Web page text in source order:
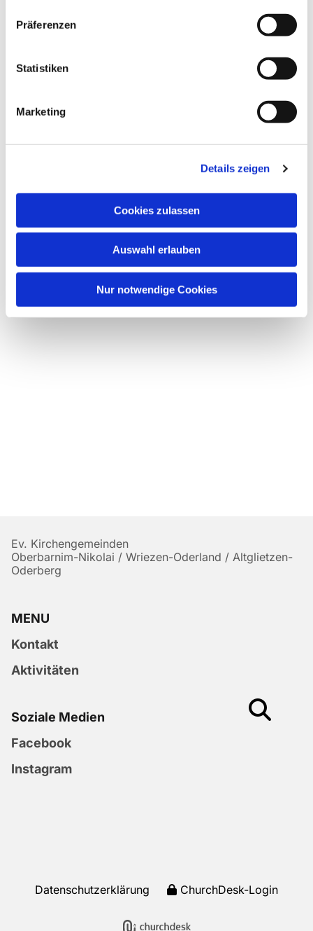
Präferenzen
Statistiken
Marketing
Details zeigen
Cookies zulassen
Auswahl erlauben
Nur notwendige Cookies
Ev. Kirchengemeinden
Oberbarnim-Nikolai / Wriezen-Oderland / Altglietzen-
Oderberg
MENU
Kontakt
Aktivitäten
Soziale Medien
Facebook
Instagram
Datenschutzerklärung ChurchDesk-Login